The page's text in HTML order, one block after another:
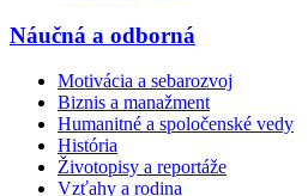
Náučná a odborná
Motivácia a sebarozvoj
Biznis a manažment
Humanitné a spoločenské vedy
História
Životopisy a reportáže
Vzťahy a rodina